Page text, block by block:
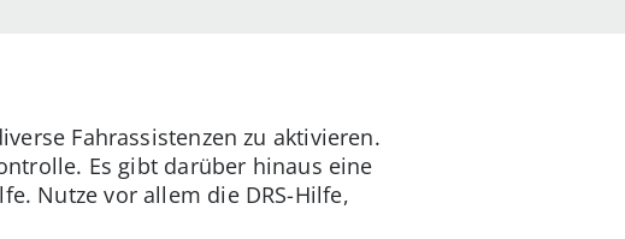
Fahrassistenzen zu aktivieren.
Es gibt darüber hinaus eine
Nutze vor allem die DRS-Hilfe,